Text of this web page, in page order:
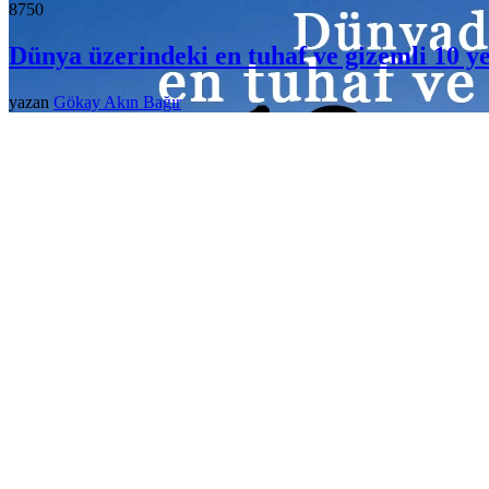
8750
Dünya üzerindeki en tuhaf ve gizemli 10
yazan Gökay Akın Bağır